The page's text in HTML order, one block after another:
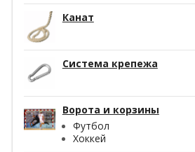
Канат
Система крепежа
Ворота и корзины
Футбол
Хоккей